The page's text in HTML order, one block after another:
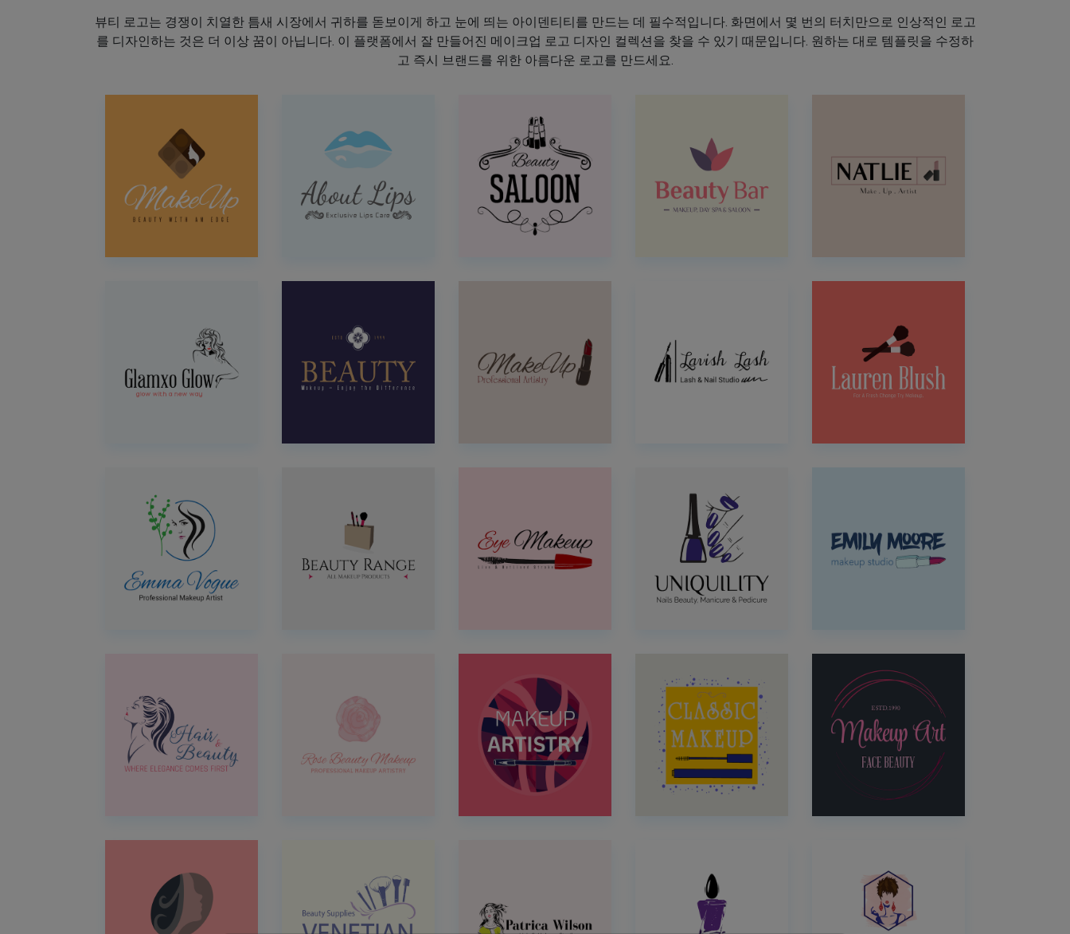
뷰티 로고는 경쟁이 치열한 틈새 시장에서 귀하를 돋보이게 하고 눈에 띄는 아이덴티티를 만드는 데 필수적입니다. 화면에서 몇 번의 터치만으로 인상적인 로고
를 디자인하는 것은 더 이상 꿈이 아닙니다. 이 플랫폼에서 잘 만들어진 메이크업 로고 디자인 컬렉션을 찾을 수 있기 때문입니다. 원하는 대로 템플릿을 수정하
고 즉시 브랜드를 위한 아름다운 로고를 만드세요.